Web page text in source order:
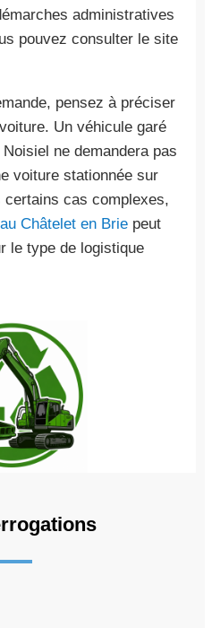
administratives
pouvez consulter le site
pensez à préciser
Un véhicule garé
ne demandera pas
voiture stationnée sur
certains cas complexes,
Châtelet en Brie peut
le type de logistique